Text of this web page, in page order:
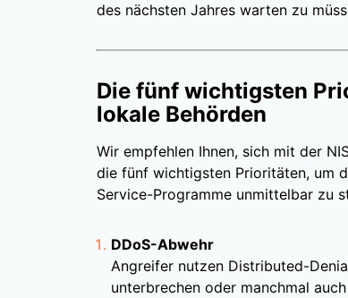
des nächsten Jahres warten zu
Die fünf wichtigsten
lokale Behörden
Wir empfehlen Ihnen, sich mit der
die fünf wichtigsten Prioritäten, um
Service-Programme unmittelbar zu
DDoS-Abwehr
Angreifer nutzen Distributed-
unterbrechen oder manchmal